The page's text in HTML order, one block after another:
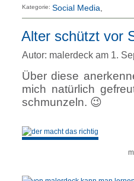
Kategorie: Social Media
Alter schützt vor
Autor: malerdeck am 1.
Über diese
mich natürlich
schmunzeln. 😉